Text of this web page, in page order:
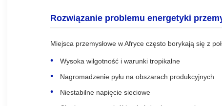
Rozwiązanie problemu energetyki
Miejsca przemysłowe w Afryce często borykają się z
Wysoka wilgotność i warunki tropikalne
Nagromadzenie pyłu na obszarach produkcyjnych
Niestabilne napięcie sieciowe